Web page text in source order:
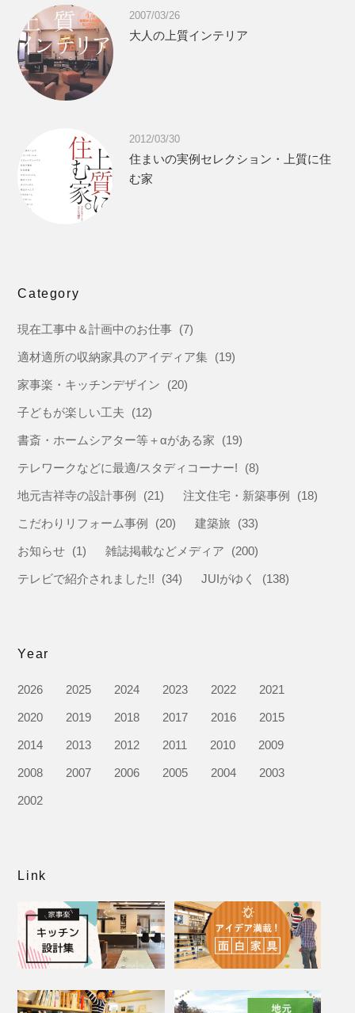
2007/03/26
大人の上質インテリア
2012/03/30
住まいの実例セレクション・上質に住
む家
Category
現在工事中＆計画中のお仕事 (7)
適材適所の収納家具のアイディア集 (19)
家事楽・キッチンデザイン (20)
子どもが楽しい工夫 (12)
書斎・ホームシアター等＋αがある家 (19)
テレワークなどに最適/スタディコーナー! (8)
地元吉祥寺の設計事例 (21) 注文住宅・新築事例 (18)
こだわりリフォーム事例 (20) 建築旅 (33)
お知らせ (1) 雑誌掲載などメディア (200)
テレビで紹介されました!! (34) JUIがゆく (138)
Year
2026 2025 2024 2023 2022 2021
2020 2019 2018 2017 2016 2015
2014 2013 2012 2011 2010 2009
2008 2007 2006 2005 2004 2003
2002
Link